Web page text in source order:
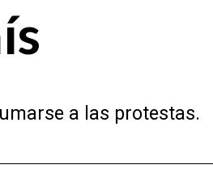
a las protestas.